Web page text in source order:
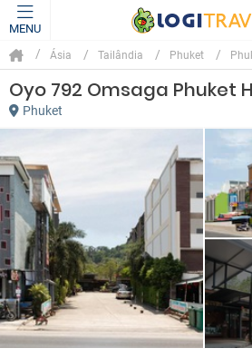
MENU
Ásia Tailândia Phuket
Oyo 792 Omsaga Phuket
Phuket